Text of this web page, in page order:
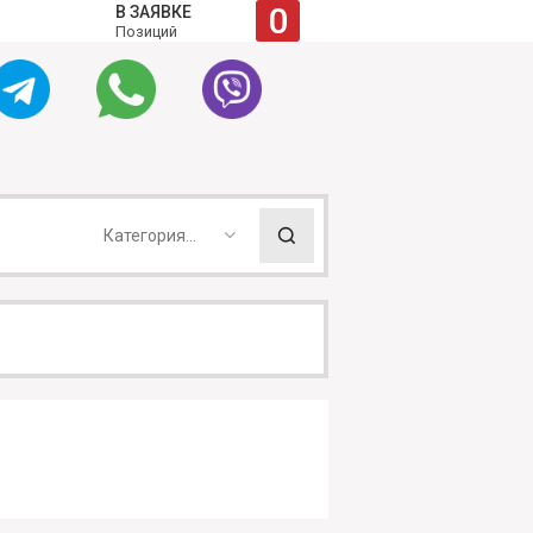
В ЗАЯВКЕ
Позиций 0
Категория...